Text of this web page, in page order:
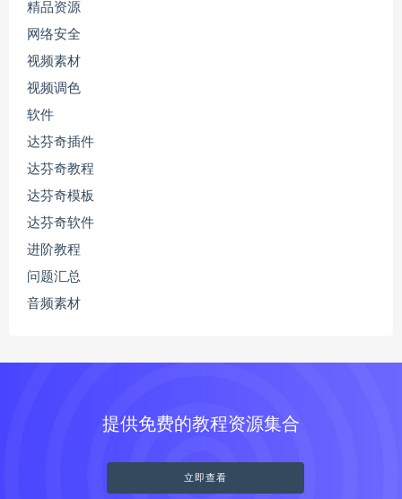
精品资源
网络安全
视频素材
视频调色
软件
达芬奇插件
达芬奇教程
达芬奇模板
达芬奇软件
进阶教程
问题汇总
音频素材
提供免费的教程资源集合
立即查看